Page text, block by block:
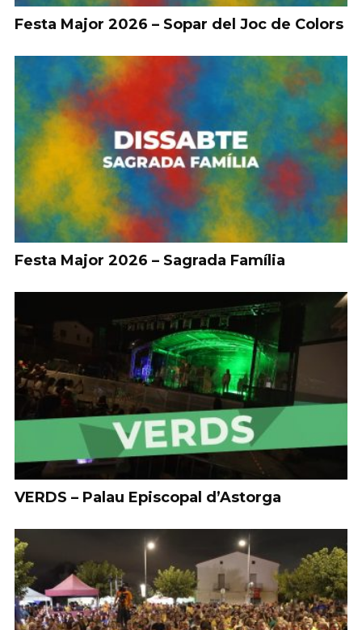
Festa Major 2026 – Sopar del Joc de Colors
Festa Major 2026 – Sagrada Família
VERDS – Palau Episcopal d’Astorga